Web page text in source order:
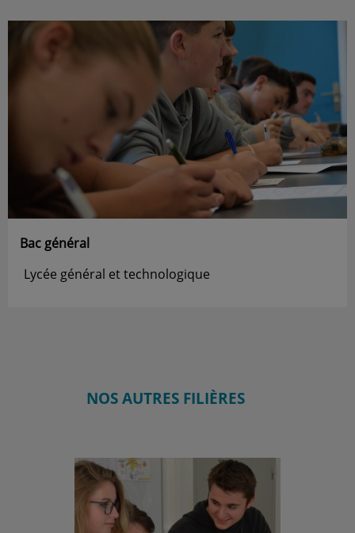
Bac général
Lycée général et technologique
NOS AUTRES FILIÈRES